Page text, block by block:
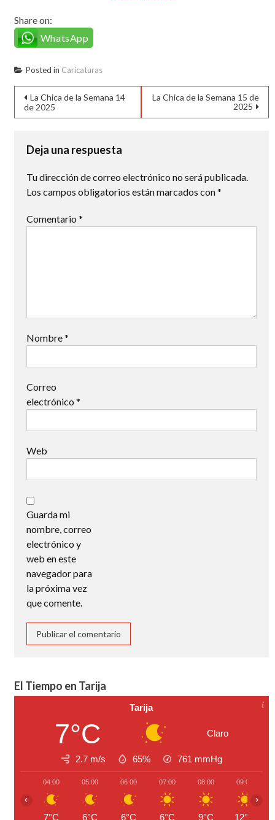
Share on:
WhatsApp
Posted in Caricaturas
Navegación
de
entradas
La Chica de la Semana 14
de 2025
La Chica de la Semana 15 de
2025
Deja una respuesta
Tu dirección de correo electrónico no será publicada.
Los campos obligatorios están marcados con*
Comentario *
Nombre*
Correo
electrónico *
Web
Guarda mi
nombre, correo
electrónico y
web en este
navegador para
la próxima vez
que comente.
El Tiempo en Tarija
Tarija
7°C Claro
2.7 m/s 65% 761 mmHg
04:00
7°C
05:00
6°C
06:00
6°C
07:00
6°C
08:00
9°C
09:00
12°C
‹ ›